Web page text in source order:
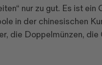
nur zu gut. Es ist
in der chinesischen
die Doppelmünzen,